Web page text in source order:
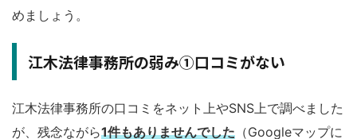
めましょう。
江木法律事務所の弱み①口コミがない
江木法律事務所の口コミをネット上やSNS上で調べました
が、残念ながら1件もありませんでした （Googleマップに